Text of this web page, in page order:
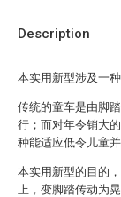
Description
本实用新型涉及一
传统的童车是由脚
行；而对年令销大
种能适应低令儿童
本实用新型的目的
上，变脚踏传动为